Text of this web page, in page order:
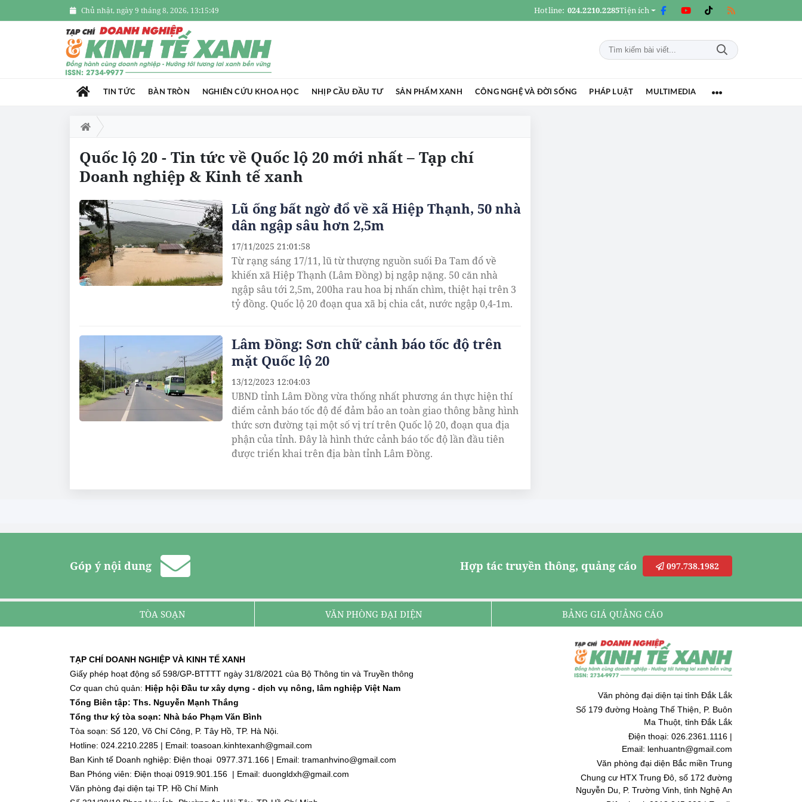
Chủ nhật, ngày 9 tháng 8, 2026, 13:15:50 Hotline: 024.2210.2285Tiện ích
TIN TỨC BÀN TRÒN NGHIÊN CỨU KHOA HỌC NHỊP CẦU ĐẦU TƯ SẢN PHẨM XANH CÔNG NGHỆ VÀ ĐỜI SỐNG PHÁP LUẬT MULTIMEDIA
Quốc lộ 20 - Tin tức về Quốc lộ 20 mới nhất – Tạp chí
Doanh nghiệp & Kinh tế xanh
Lũ ống bất ngờ đổ về xã Hiệp Thạnh, 50 nhà
dân ngập sâu hơn 2,5m
Từ rạng sáng 17/11, lũ từ thượng nguồn suối Đa Tam đổ về
khiến xã Hiệp Thạnh (Lâm Đồng) bị ngập nặng. 50 căn nhà
ngập sâu tới 2,5m, 200ha rau hoa bị nhấn chìm, thiệt hại trên 3
tỷ đồng. Quốc lộ 20 đoạn qua xã bị chia cắt, nước ngập 0,4-1m.
17/11/2025 21:01:58
Lâm Đồng: Sơn chữ cảnh báo tốc độ trên
mặt Quốc lộ 20
UBND tỉnh Lâm Đồng vừa thống nhất phương án thực hiện thí
điểm cảnh báo tốc độ để đảm bảo an toàn giao thông bằng hình
thức sơn đường tại một số vị trí trên Quốc lộ 20, đoạn qua địa
phận của tỉnh. Đây là hình thức cảnh báo tốc độ lần đầu tiên
được triển khai trên địa bàn tỉnh Lâm Đồng.
13/12/2023 12:04:03
Góp ý nội dung Hợp tác truyền thông, quảng cáo 097.738.1982
TÒA SOẠN VĂN PHÒNG ĐẠI DIỆN BẢNG GIÁ QUẢNG CÁO
TẠP CHÍ DOANH NGHIỆP VÀ KINH TẾ XANH
Giấy phép hoạt động số 598/GP-BTTTT ngày 31/8/2021 của Bộ Thông tin và Truyền thông
Cơ quan chủ quản: Hiệp hội Đầu tư xây dựng - dịch vụ nông, lâm nghiệp Việt Nam
Tổng Biên tập: Ths. Nguyễn Mạnh Thắng
Tổng thư ký tòa soạn: Nhà báo Phạm Văn Bình
Tòa soạn: Số 120, Võ Chí Công, P. Tây Hồ, TP. Hà Nội.
Hotline: 024.2210.2285 | Email: toasoan.kinhtexanh@gmail.com
Ban Kinh tế Doanh nghiệp: Điện thoại 0977.371.166 | Email: tramanhvino@gmail.com
Ban Phóng viên: Điện thoại 0919.901.156 | Email: duongldxh@gmail.com
Văn phòng đại diện tại TP. Hồ Chí Minh
Văn phòng đại diện tại tỉnh Đắk Lắk
Số 179 đường Hoàng Thế Thiện, P. Buôn
Ma Thuột, tỉnh Đắk Lắk
Điện thoại: 026.2361.1116 |
Email: lenhuantn@gmail.com
Văn phòng đại diện Bắc miền Trung
Chung cư HTX Trung Đô, số 172 đường
Nguyễn Du, P. Trường Vinh, tỉnh Nghệ An